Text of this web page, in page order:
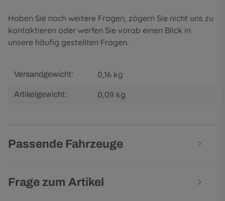
Haben Sie noch weitere Fragen, zögern Sie nicht uns zu
kontaktieren oder werfen Sie vorab einen Blick in
unsere häufig gestellten Fragen.
Versandgewicht: 0,16 kg
Artikelgewicht: 0,09 kg
Passende Fahrzeuge
Frage zum Artikel